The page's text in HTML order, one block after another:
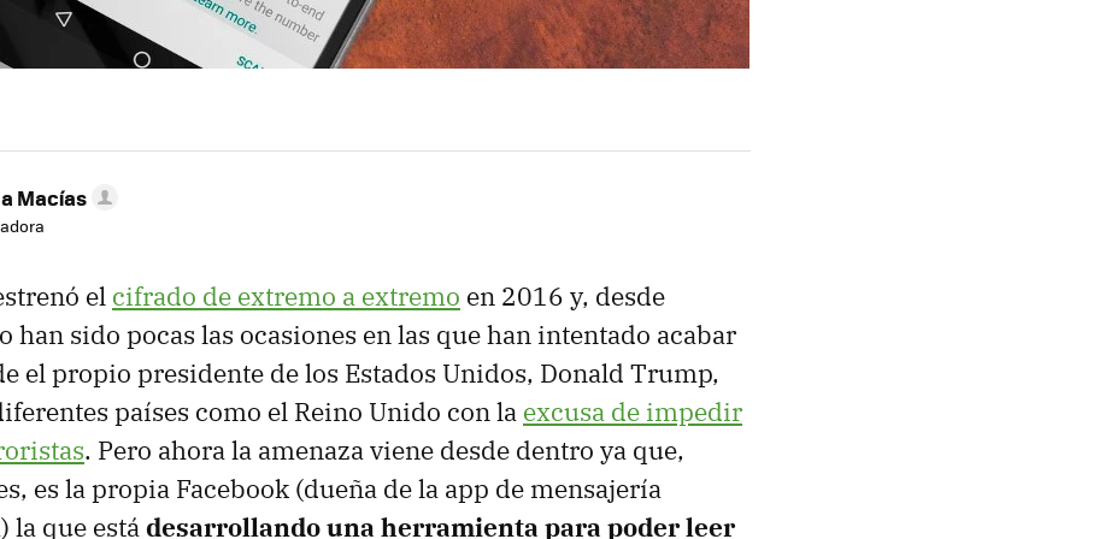
Macías
el cifrado de extremo a extremo en 2016 y, desde
han sido pocas las ocasiones en las que han intentado acabar
el propio presidente de los Estados Unidos, Donald Trump,
países como el Reino Unido con la excusa de impedir
. Pero ahora la amenaza viene desde dentro ya que,
es la propia Facebook (dueña de la app de mensajería
la que estádesarrollando una herramienta para poder leer